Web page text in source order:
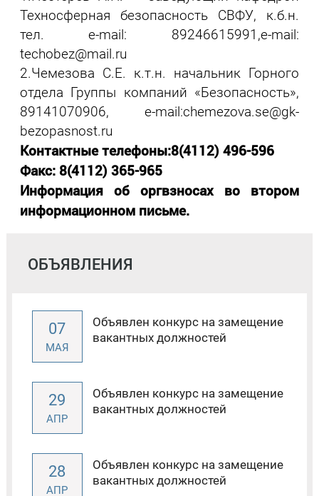
Техносферная безопасность СВФУ, к.б.н.
тел. e-mail: 89246615991,e-mail:
techobez@mail.ru
2.Чемезова С.Е. к.т.н. начальник Горного
отдела Группы компаний «Безопасность»,
89141070906, e-mail:chemezova.se@gk-
bezopasnost.ru
Контактные телефоны:8(4112) 496-596
Факс: 8(4112) 365-965
Информация об оргвзносах во втором
информационном письме.
ОБЪЯВЛЕНИЯ
07
МАЯ
Объявлен конкурс на замещение
вакантных должностей
29
АПР
Объявлен конкурс на замещение
вакантных должностей
28
АПР
Объявлен конкурс на замещение
вакантных должностей